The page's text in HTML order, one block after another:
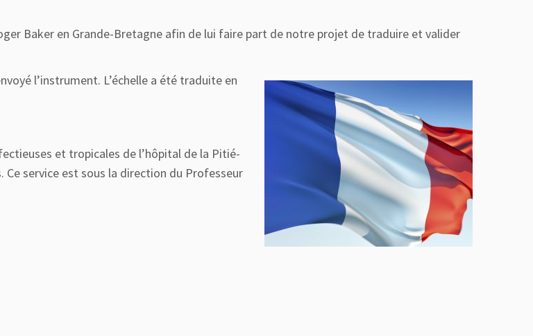
Baker en Grande-Bretagne afin de lui faire part de notre projet de traduire et valider
l’instrument. L’échelle a été traduite en
et tropicales de l’hôpital de la Pitié-
Ce service est sous la direction du Professeur